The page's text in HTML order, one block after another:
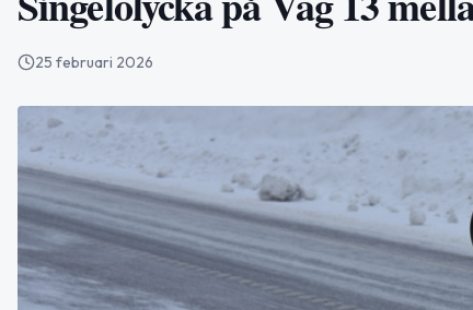
25 februari 2026